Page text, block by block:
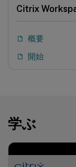
Citrix
概要
開始
学ぶ